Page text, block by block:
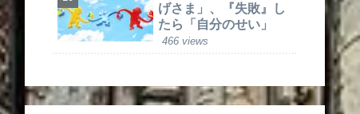
げさま」、『失敗』し
たら「自分のせい」
466 views